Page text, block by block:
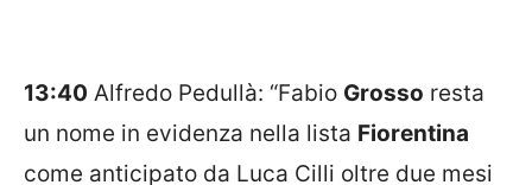
13:40 Alfredo Pedullà: “Fabio Grosso resta
un nome in evidenza nella lista Fiorentina
come anticipato da Luca Cilli oltre due mesi